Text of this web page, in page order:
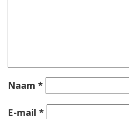
Naam *
E-mail *